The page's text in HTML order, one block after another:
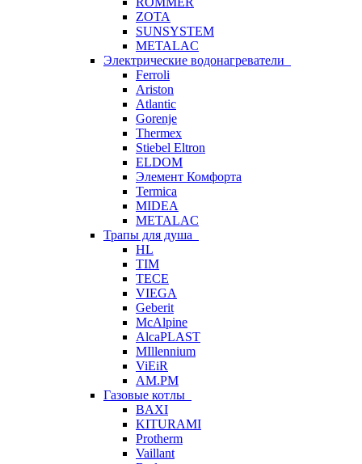
ZOTA
SUNSYSTEM
METALAC
Электрические водонагреватели
Ferroli
Ariston
Atlantic
Gorenje
Thermex
Stiebel Eltron
ELDOM
Элемент Комфорта
Termica
MIDEA
METALAC
Трапы для душа
HL
TIM
TECE
VIEGA
Geberit
McAlpine
AlcaPLAST
MIllennium
ViEiR
AM.PM
Газовые котлы
BAXI
KITURAMI
Protherm
Vaillant